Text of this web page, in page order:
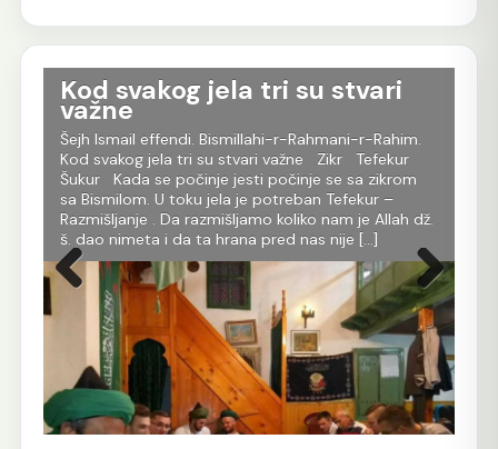
Kod svakog jela tri su stvari
važne
Šejh Ismail effendi. Bismillahi-r-Rahmani-r-Rahim.
Kod svakog jela tri su stvari važne Zikr Tefekur
Šukur Kada se počinje jesti počinje se sa zikrom
sa Bismilom. U toku jela je potreban Tefekur –
Razmišljanje . Da razmišljamo koliko nam je Allah dž.
š. dao nimeta i da ta hrana pred nas nije […]
Prethodna Sljedeća